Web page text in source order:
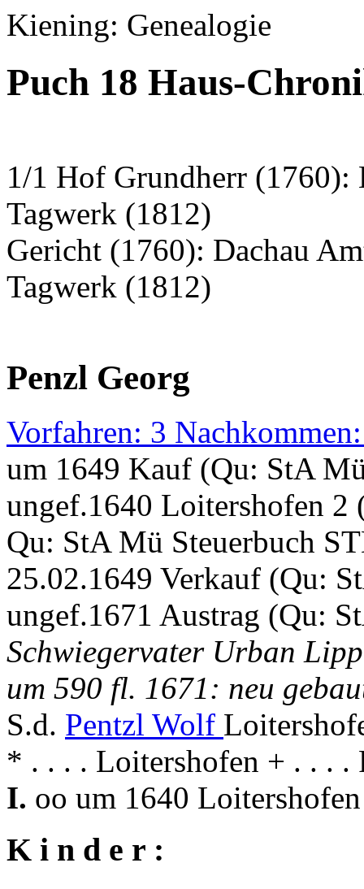
Kiening: Genealogie
Puch 18 Haus-
1/1 Hof Grundherr
Tagwerk (1812)
Gericht (1760): Dachau
Tagwerk (1812)
Penzl Georg
Vorfahren: 3
um 1649 Kauf (Qu: StA
ungef.1640 Loitershofen 2
Qu: StA Mü Steuerbuch
25.02.1649 Verkauf (Qu:
ungef.1671 Austrag (Qu:
Schwiegervater Urban
um 590 fl. 1671: neu
S.d. Pentzl Wolf
* . . . . Loitershofen + . . . .
I. oo um 1640
K i n d e r :